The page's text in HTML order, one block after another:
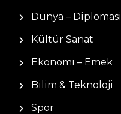
Dünya – Diplomasi
Kültür Sanat
Ekonomi – Emek
Bilim & Teknoloji
Spor